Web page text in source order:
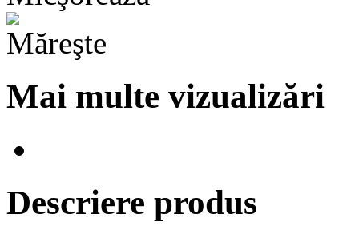
Mai multe vizualizări
Descriere produs